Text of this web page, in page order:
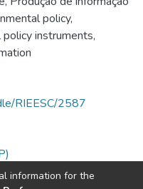
policy,
policy instruments,
RIEESC/2587
information for the